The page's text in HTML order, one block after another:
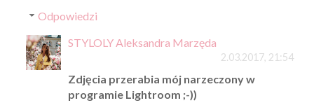
Odpowiedzi
STYLOLY Aleksandra Marzęda
2.03.2017, 21:54
Zdjęcia przerabia mój narzeczony w
programie Lightroom ;-))